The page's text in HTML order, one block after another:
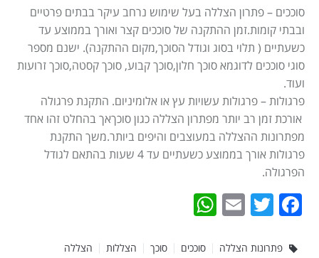
סוככים – פתרון הצללה בעל שימוש נרחב עיקר בבתים פרטיים
ובבתי קומות.זמן ההתקנה של סוככים קצר ואורך בממוצע עד
כשעתיים ( תלוי בסוג וגודל הסוכך,מקום ההתקנה). ישנם מספר
סוגי סוככים לדוגמא סוכך חלון,סוכך קבוע, סוכך קסטה,סוכך זרועות
ועוד.
פרגולות – פרגולות עשויות עץ או אלומיניום. התקנת פרגולה
אורכת זמן רב יותר מפתרון הצללה כגון סוכךאך בהחלט זהו אחד
מפתרונות ההצללה במעוצבים והיפים ביותר.משך התקנת
פרגולות אורך בממוצע כשעתיים עד 4 שעות בהתאם לגודל
הפרגולה.
Facebook
Twitter
Email
הצללה הצללות סוכך סוככים פתרונות הצללה